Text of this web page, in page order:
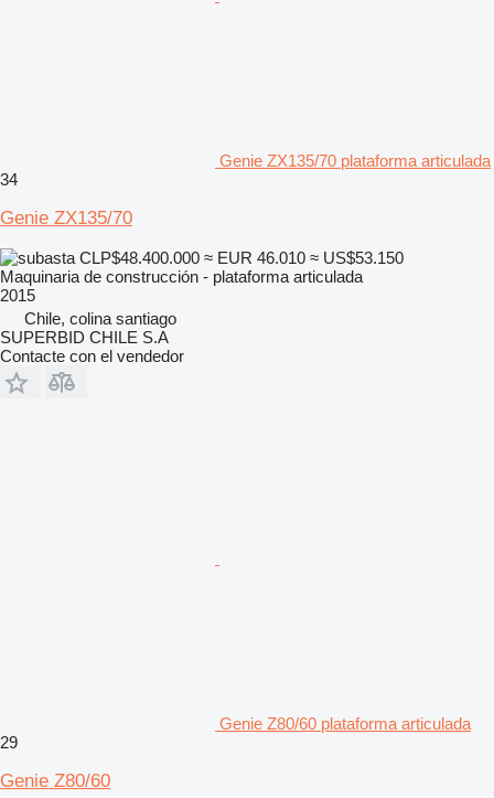
Genie ZX135/70 plataforma articulada
34
Genie ZX135/70
CLP$48.400.000 ≈ EUR 46.010 ≈ US$53.150
Maquinaria de construcción - plataforma articulada
2015
Chile, colina santiago
SUPERBID CHILE S.A
Contacte con el vendedor
Genie Z80/60 plataforma articulada
29
Genie Z80/60